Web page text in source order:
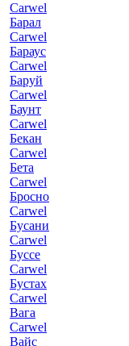
Carwel
Барал
Carwel
Бараус
Carwel
Баруй
Carwel
Баунт
Carwel
Бекан
Carwel
Бета
Carwel
Бросно
Carwel
Бусани
Carwel
Буссе
Carwel
Бустах
Carwel
Вага
Carwel
Вайс